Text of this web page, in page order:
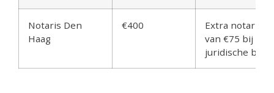
Notaris Den
Haag
€400
Extra
van €75 bij
juridische